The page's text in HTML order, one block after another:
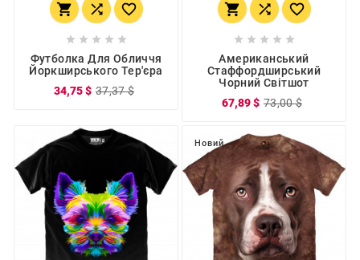
  
    
Футболка Для Обличчя
Йоркширського Тер'єра
34,75 $ 37,37 $
  
    
Американський
Стаффордширський
Чорний Світшот
67,89 $ 73,00 $
Новий